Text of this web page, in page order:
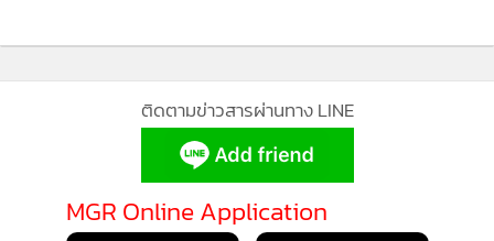
ติดตามข่าวสารผ่านทาง LINE
MGR Online Application